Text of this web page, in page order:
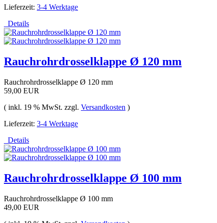
Lieferzeit: 3-4 Werktage
Details
Rauchrohrdrosselklappe Ø 120 mm
Rauchrohrdrosselklappe Ø 120 mm
59,00 EUR
( inkl. 19 % MwSt. zzgl. Versandkosten )
Lieferzeit: 3-4 Werktage
Details
Rauchrohrdrosselklappe Ø 100 mm
Rauchrohrdrosselklappe Ø 100 mm
49,00 EUR